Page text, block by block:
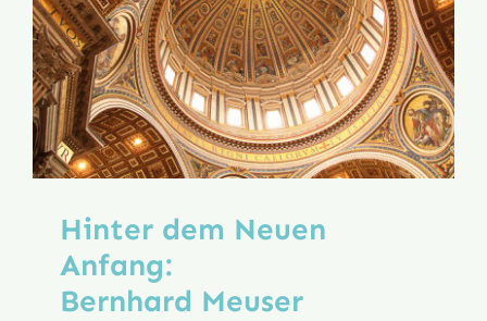
Hinter dem Neuen
Anfang:
Bernhard Meuser